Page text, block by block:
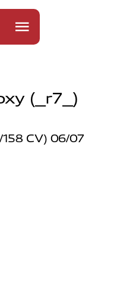
(_r7_)
CV) 06/07